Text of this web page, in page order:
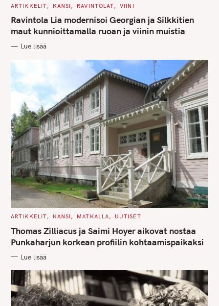
C
T
E
G
O
I
ARTIKKELIT KANSI RAVINTOLAT VIINI
Ravintola Lia modernisoi Georgian ja Silkkitien
maut kunnioittamalla ruoan ja viinin muistia
Lue lisää
C
T
E
G
O
I
S
ARTIKKELIT KANSI MATKALLA UUTISET
Thomas Zilliacus ja Saimi Hoyer aikovat nostaa
Punkaharjun korkean profiilin kohtaamispaikaksi
Lue lisää